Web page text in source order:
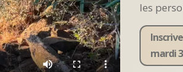
les
mardi